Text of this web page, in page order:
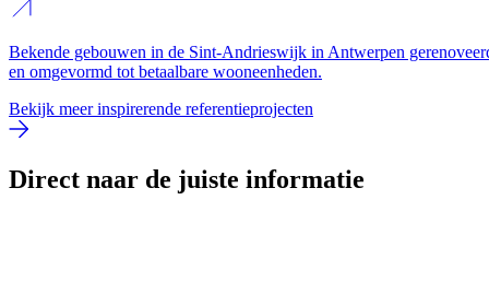
Bekende gebouwen in de Sint-Andrieswijk in Antwerpen
en omgevormd tot betaalbare wooneenheden.
Bekijk meer inspirerende referentieprojecten
Direct naar de juiste informatie